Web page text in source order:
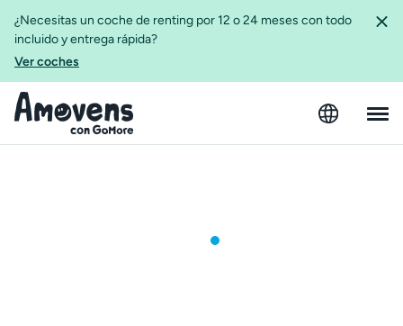
¿Necesitas un coche de renting por 12 o 24 meses con todo
incluido y entrega rápida?
Ver coches